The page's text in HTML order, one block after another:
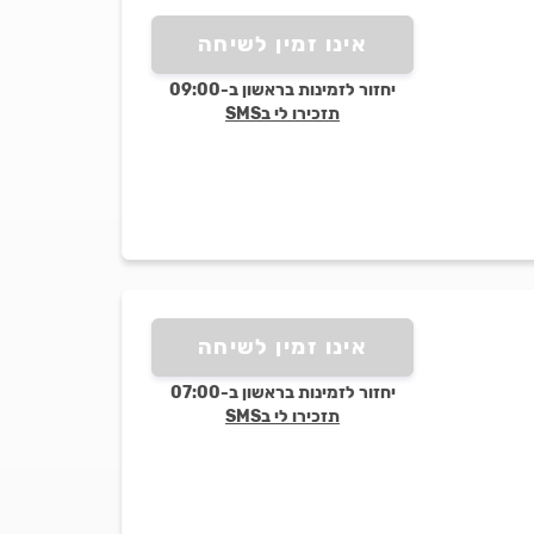
אינו זמין לשיחה
יחזור לזמינות בראשון ב-09:00
תזכירו לי בSMS
אינו זמין לשיחה
יחזור לזמינות בראשון ב-07:00
תזכירו לי בSMS